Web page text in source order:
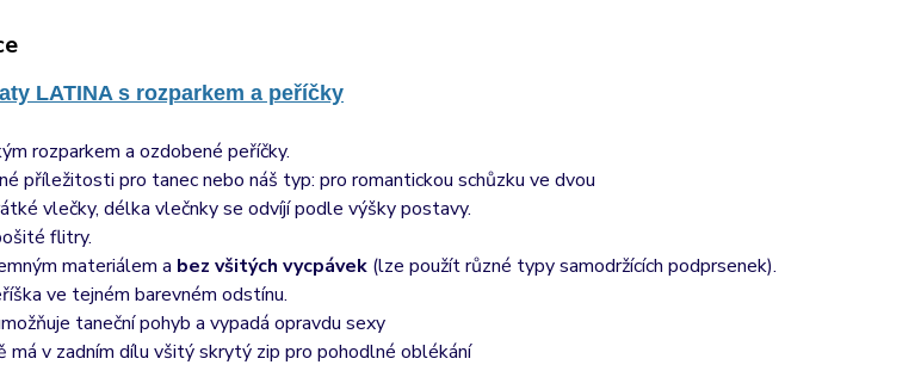
LATINA s rozparkem a peříčky
rozparkem a ozdobené peříčky.
příležitosti pro tanec nebo náš typ: pro romantickou schůzku ve dvou
vlečky, délka vlečnky se odvíjí podle výšky postavy.
flitry.
materiálem a bez všitých vycpávek (lze použít různé typy samodržících podprsenek).
ve tejném barevném odstínu.
taneční pohyb a vypadá opravdu sexy
má v zadním dílu všitý skrytý zip pro pohodlné oblékání